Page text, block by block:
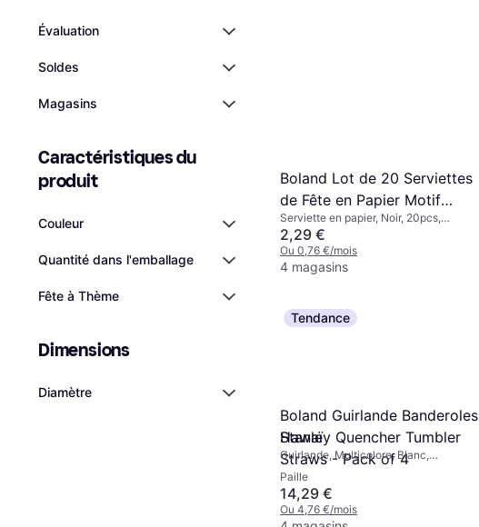
Évaluation
Soldes
Magasins
Caractéristiques du
produit
Couleur
Quantité dans l'emballage
Fête à Thème
Dimensions
Diamètre
Stanley Quencher Tumbler
Straws - Pack of 4
Paille
14,29 €
Ou 4,76 €/mois
Boland Lot de 20 Serviettes
de Fête en Papier Motif
Football 33 x 33 cm
Serviette en papier, Noir, 20pcs,
Football
2,29 €
Ou 0,76 €/mois
4 magasins
Tendance
Boland Guirlande Banderoles
Hawaï
Guirlande, Multicolore, Blanc,
Drapeaux, Tropical